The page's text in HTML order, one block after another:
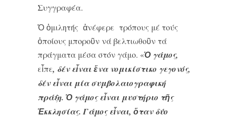
Συγγραφέα.
Ὁ ὁμιλητής ἀνέφερε τρόπους μέ τούς
ὁποίους μποροῦν νά βελτιωθοῦν τά
πράγματα μέσα στόν γάμο. «Ὁ γάμος,
εἶπε, δέν εἶναι ἕνα νομικίστικο γεγονός,
δέν εἶναι μία συμβολαιογραφική
πράξη. Ὁ γάμος εἶναι μυστήριο τῆς
Ἐκκλησίας. Γάμος εἶναι, ὅταν δύο